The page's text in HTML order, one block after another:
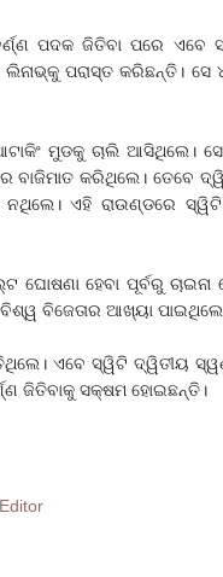
ପଦକ ଜିତିବା ପରେ ଏବେ
ଲିନାଭ୍କୁ ପରାସ୍ତ କରିଛନ୍ତି।
ମୁଡକୁ ଚାଲି ଆସିଥିଲେ।
କରିଥିଲେ। ତେବେ
ଏହି ରାଉଣ୍ଡରେ ସ୍ୱିଟି
ହେବା ପୂର୍ବରୁ
ବିଜେତାର ଆଖ୍ୟା
ଏବେ ସ୍ୱିଟି ଦ୍ୱିତୀୟ
ଜିତିବାକୁ ସକ୍ଷମ ହୋଇଛନ୍ତି।